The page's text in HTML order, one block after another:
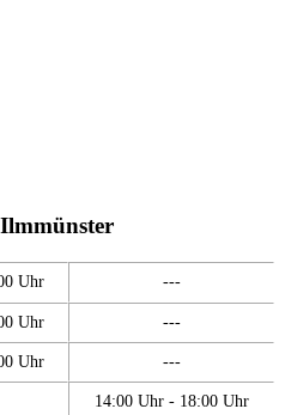
Uhr ---
Uhr ---
Uhr ---
14:00 Uhr - 18:00 Uhr